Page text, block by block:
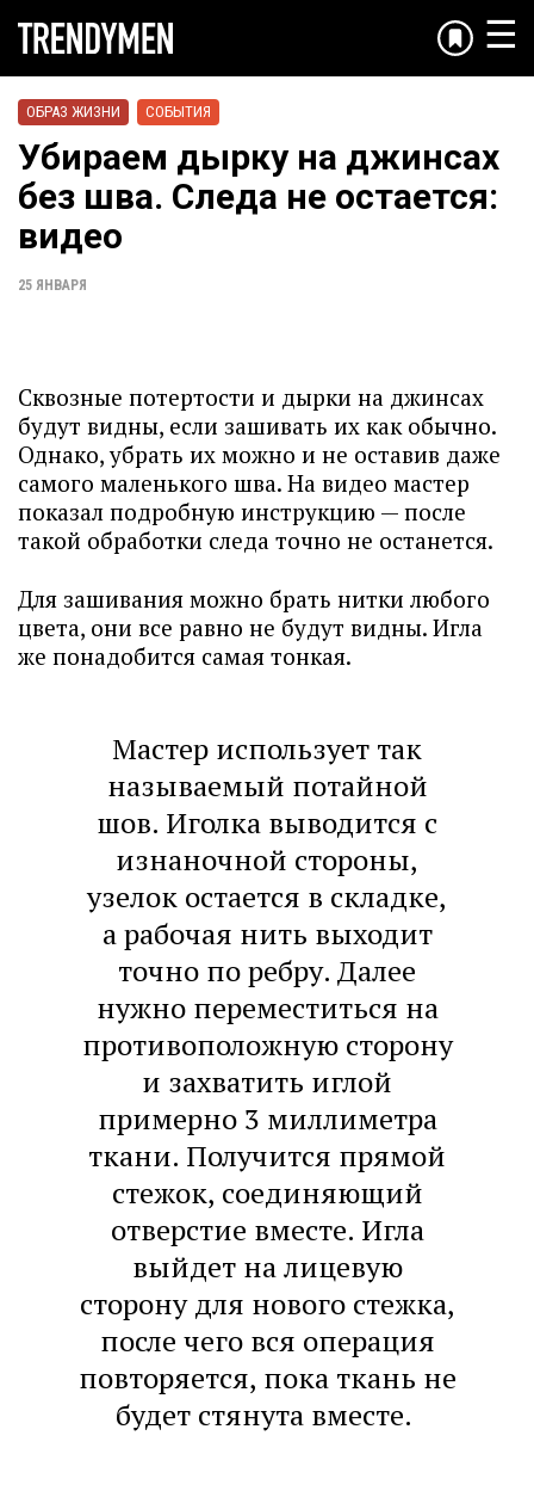
☰
ОБРАЗ ЖИЗНИ СОБЫТИЯ
Убираем дырку на джинсах
без шва. Следа не остается:
видео
25 ЯНВАРЯ
Сквозные потертости и дырки на джинсах
будут видны, если зашивать их как обычно.
Однако, убрать их можно и не оставив даже
самого маленького шва. На видео мастер
показал подробную инструкцию — после
такой обработки следа точно не останется.
Для зашивания можно брать нитки любого
цвета, они все равно не будут видны. Игла
же понадобится самая тонкая.
Мастер использует так
называемый потайной
шов. Иголка выводится с
изнаночной стороны,
узелок остается в складке,
а рабочая нить выходит
точно по ребру. Далее
нужно переместиться на
противоположную сторону
и захватить иглой
примерно 3 миллиметра
ткани. Получится прямой
стежок, соединяющий
отверстие вместе. Игла
выйдет на лицевую
сторону для нового стежка,
после чего вся операция
повторяется, пока ткань не
будет стянута вместе.